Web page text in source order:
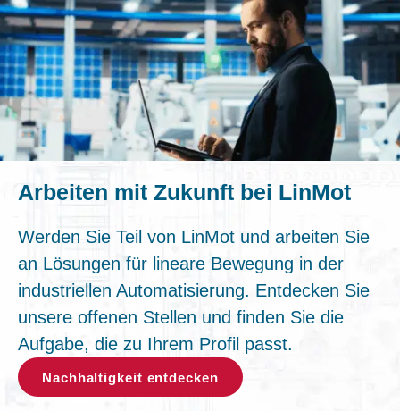
Arbeiten mit Zukunft bei LinMot
Werden Sie Teil von LinMot und arbeiten Sie
an Lösungen für lineare Bewegung in der
industriellen Automatisierung. Entdecken Sie
unsere offenen Stellen und finden Sie die
Aufgabe, die zu Ihrem Profil passt.
Nachhaltigkeit entdecken